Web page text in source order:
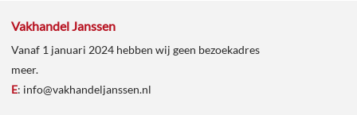
Vakhandel Janssen
Vanaf 1 januari 2024 hebben wij geen bezoekadres
meer.
E: info@vakhandeljanssen.nl